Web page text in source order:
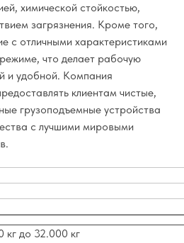
химической стойкостью,
загрязнения. Кроме того,
с отличными характеристиками
что делает рабочую
и удобной. Компания
клиентам чистые,
грузоподъемные устройства
с лучшими мировыми
кг до 32.000 кг